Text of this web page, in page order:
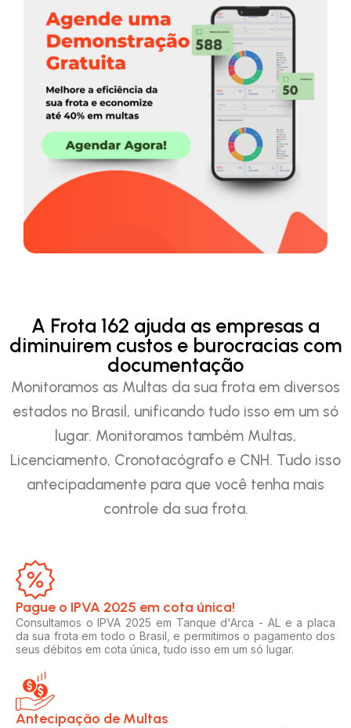
A Frota 162 ajuda as empresas a
diminuirem custos e burocracias com
documentação
Monitoramos as Multas da sua frota em diversos
estados no Brasil, unificando tudo isso em um só
lugar. Monitoramos também Multas,
Licenciamento, Cronotacógrafo e CNH. Tudo isso
antecipadamente para que você tenha mais
controle da sua frota.
Pague o IPVA 2025 em cota única!​
Consultamos o IPVA 2025 em Tanque d'Arca - AL e a placa
da sua frota em todo o Brasil, e permitimos o pagamento dos
seus débitos em cota única, tudo isso em um só lugar.
Antecipação de Multas